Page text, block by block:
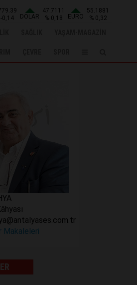
-0,14
DOLAR
47.7111
% 0,18
EURO
55.1881
% 0,32
Makaleleri